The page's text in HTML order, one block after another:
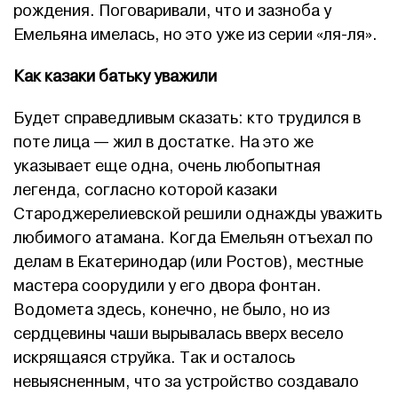
рождения. Поговаривали, что и зазноба у
Емельяна имелась, но это уже из серии «ля-ля».
Как казаки батьку уважили
Будет справедливым сказать: кто трудился в
поте лица — жил в достатке. На это же
указывает еще одна, очень любопытная
легенда, согласно которой казаки
Староджерелиевской решили однажды уважить
любимого атамана. Когда Емельян отъехал по
делам в Екатеринодар (или Ростов), местные
мастера соорудили у его двора фонтан.
Водомета здесь, конечно, не было, но из
сердцевины чаши вырывалась вверх весело
искрящаяся струйка. Так и осталось
невыясненным, что за устройство создавало